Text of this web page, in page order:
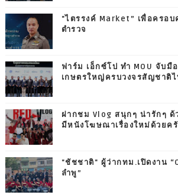
"ไตรรงค์ Market” เพื่อครอ
ตำรวจ
ฟาร์ม เอ็กซ์โป ทำ MOU จับ
เกษตรใหญ่ครบวงจรสัญชาติ
ฝากชม Vlog สนุกๆ น่ารักๆ ด้
มีหนังโฆษณาเรื่องใหม่ด้วยค
"ชัชชาติ" ผู้ว่ากทม.เปิดงาน
ลำพู”